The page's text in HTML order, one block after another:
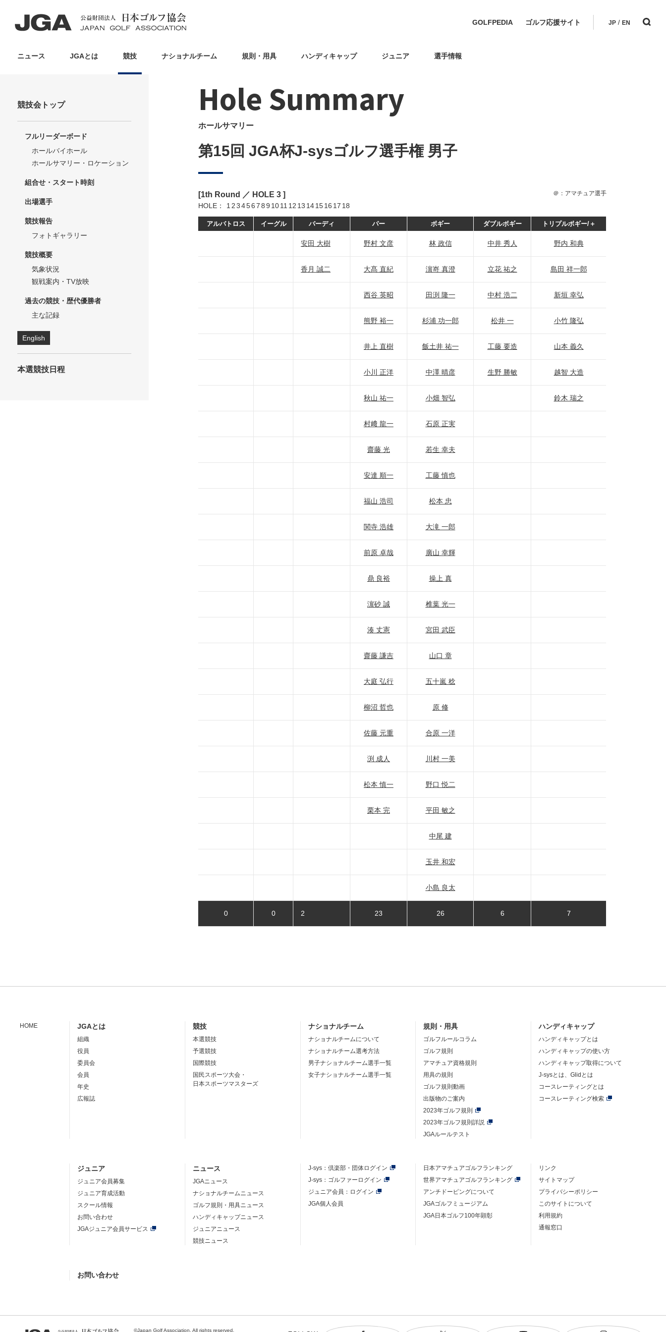
GOLFPEDIA ゴルフ応援サイト JP / EN
ニュース JGAとは 競技 ナショナルチーム 規則・用具 ハンディキャップ ジュニア 選手情報
Hole Summary
ホールサマリー
第15回 JGA杯J-sysゴルフ選手権 男子
[1th Round ／ HOLE 3 ]
HOLE 1 23456789 1011 12 13 141516 17 18
＠：アマチュア選手
アルバトロス イーグル バーディ パー ボギー ダブルボギー トリプルボギー/＋
安田 大樹 野村 文彦 林 政信 中井 秀人 野内 和典
香月 誠二 大髙 直紀 濵嵜 真澄 立花 祐之 島田 祥一郎
西谷 英昭 田渕 隆一 中村 浩二 新垣 幸弘
熊野 裕一 杉浦 功一郎 松井 一 小竹 隆弘
井上 直樹 飯土井 祐一 工藤 要造 山本 義久
小川 正洋 中澤 晴彦 生野 勝敏 越智 大造
秋山 祐一 小畑 智弘 鈴木 瑞之
村﨑 龍一 石原 正実
齋藤 光 若生 幸夫
安達 順一 工藤 慎也
福山 浩司 松本 忠
関寺 浩雄 大滝 一郎
前原 卓哉 廣山 幸輝
鼎 良裕 操上 真
濵砂 誠 椎葉 光一
湊 丈憲 宮田 武臣
齋藤 謙吉 山口 章
大庭 弘行 五十嵐 稔
柳沼 哲也 原 修
佐藤 元重 合原 一洋
渕 成人 川村 一美
松本 慎一 野口 悦二
栗本 完 平田 敏之
中尾 建
玉井 和宏
小島 良太
0 0 2 23 26 6 7
競技会トップ
フルリーダーボード
ホールバイホール
ホールサマリー・ロケーション
組合せ・スタート時刻
出場選手
競技報告
フォトギャラリー
競技概要
気象状況
観戦案内・TV放映
過去の競技・歴代優勝者
主な記録
English
本選競技日程
HOME JGAとは
組織
役員
委員会
会員
年史
広報誌
競技
本選競技
予選競技
国際競技
国民スポーツ大会・
日本スポーツマスターズ
ナショナルチーム
ナショナルチームについて
ナショナルチーム選考方法
男子ナショナルチーム選手一覧
女子ナショナルチーム選手一覧
規則・用具
ゴルフルールコラム
ゴルフ規則
アマチュア資格規則
用具の規則
ゴルフ規則動画
出版物のご案内
2023年ゴルフ規則
2023年ゴルフ規則詳説
JGAルールテスト
ハンディキャップ
ハンディキャップとは
ハンディキャップの使い方
ハンディキャップ取得について
J-sysとは、Glidとは
コースレーティングとは
コースレーティング検索
ジュニア
ジュニア会員募集
ジュニア育成活動
スクール情報
お問い合わせ
JGAジュニア会員サービス
ニュース
JGAニュース
ナショナルチームニュース
ゴルフ規則・用具ニュース
ハンディキャップニュース
ジュニアニュース
競技ニュース
J-sys： 倶楽部・団体ログイン
J-sys：ゴルファーログイン
ジュニア会員：ログイン
JGA個人会員
日本アマチュアゴルフランキング
世界アマチュアゴルフランキング
アンチドーピングについて
JGAゴルフミュージアム
JGA日本ゴルフ100年顕彰
リンク
サイトマップ
プライバシーポリシー
このサイトについて
利用規約
通報窓口
お問い合わせ
©Japan Golf Association. All rights reserved.